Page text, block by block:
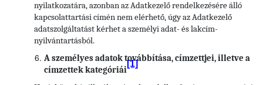
nyilatkozatára, azonban az Adatkezelő rendelkezésére álló
kapcsolattartási címén nem elérhető, úgy az Adatkezelő
adatszolgáltatást kérhet a személyi adat- és lakcím-
nyilvántartásból.
A személyes adatok továbbítása, címzettjei, illetve a
címzettek kategóriái
[1]